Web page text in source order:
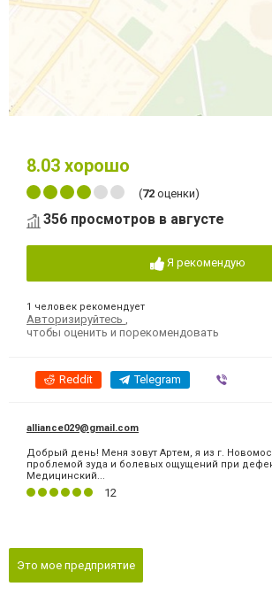
8.03 хорошо
(72 оценки)
356 просмотров в августе
Я рекомендую
1 человек рекомендует
Авторизируйтесь ,
чтобы оценить и порекомендовать
Reddit Telegram
alliance029@gmail.com
Добрый день! Меня зовут Артем, я из г.
проблемой зуда и болевых ощущений при
Медицинский...
12
Это мое предприятие